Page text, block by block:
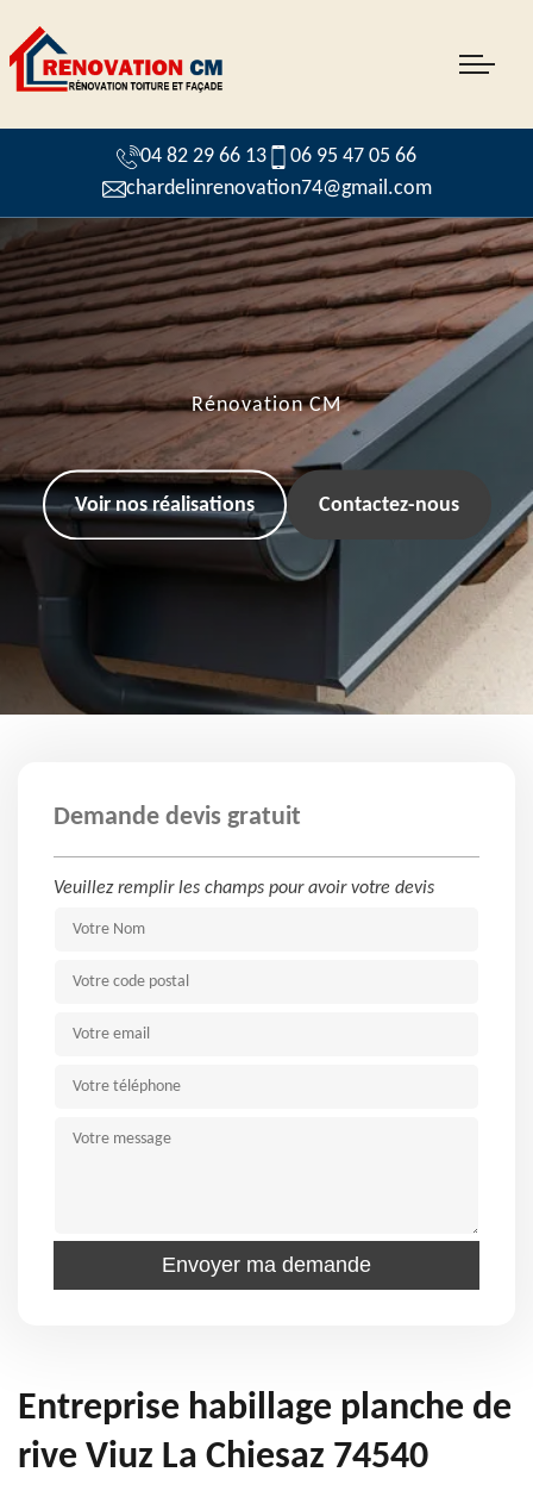
04 82 29 66 13
06 95 47 05 66
chardelinrenovation74@gmail.com
Rénovation CM
Voir nos réalisations Contactez-nous
Demande devis gratuit
Veuillez remplir les champs pour avoir votre devis
Entreprise habillage planche de
rive Viuz La Chiesaz 74540